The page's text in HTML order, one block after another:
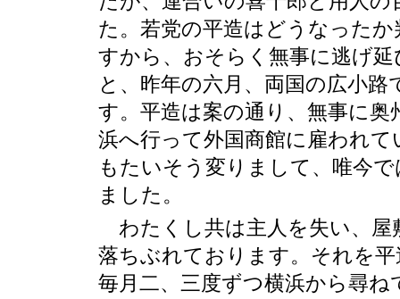
た。若党の平造はどうなった
すから、おそらく無事に逃げ
と、昨年の六月、両国の広小
す。平造は案の通り、無事に
浜へ行って外国商館に雇われ
もたいそう変りまして、唯今
ました。
わたくし共は主人を失い、屋
落ちぶれております。それを
毎月二、三度ずつ横浜から尋